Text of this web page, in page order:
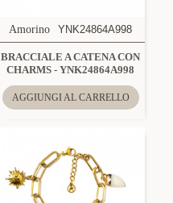
Amorino YNK24864A998
BRACCIALE A CATENA CON
CHARMS - YNK24864A998
AGGIUNGI AL CARRELLO